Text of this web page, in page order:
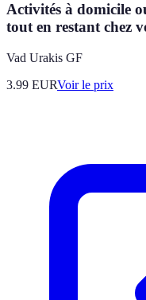
Activités à domicile
tout en restant chez
Vad Urakis GF
3.99 EURVoir le prix